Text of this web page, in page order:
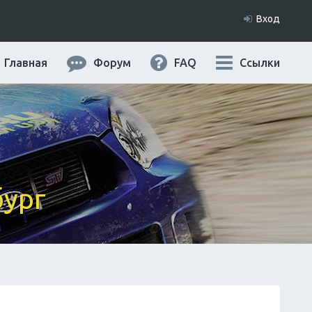
Вход
Ссылки
FAQ
Форум
Главная